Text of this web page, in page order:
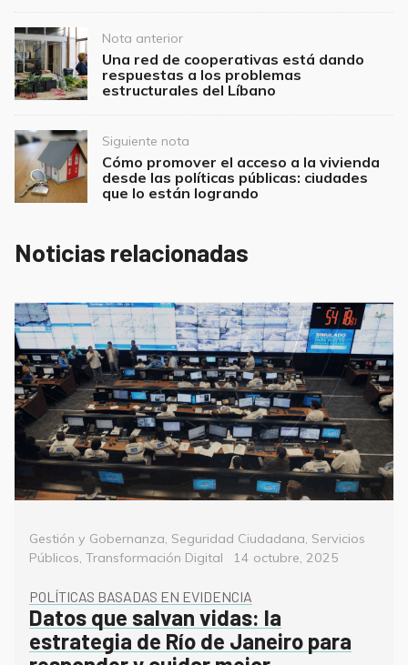
o
k
p
Post
navigation
Nota anterior
Una red de cooperativas está dando
respuestas a los problemas
estructurales del Líbano
Siguiente nota
Cómo promover el acceso a la vivienda
desde las políticas públicas: ciudades
que lo están logrando
Noticias relacionadas
Categorías
Gestión y Gobernanza, Seguridad Ciudadana, Servicios
Públicos, Transformación Digital
Posted
14 octubre, 2025
POLÍTICAS BASADAS EN EVIDENCIA
Datos que salvan vidas: la
estrategia de Río de Janeiro para